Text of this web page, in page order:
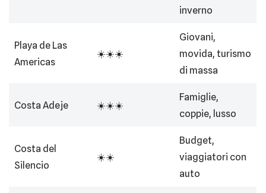
inverno
Playa de Las
Americas
☀️☀️☀️
Giovani,
movida, turismo
di massa
Costa Adeje ☀️☀️☀️
Famiglie,
coppie, lusso
Costa del
Silencio
☀️☀️
Budget,
viaggiatori con
auto